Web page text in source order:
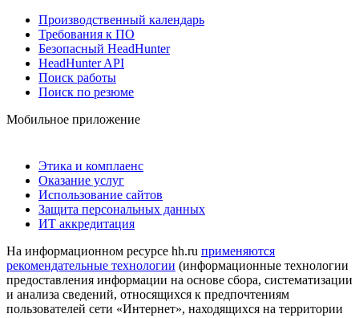
Производственный календарь
Требования к ПО
Безопасный HeadHunter
HeadHunter API
Поиск работы
Поиск по резюме
Мобильное приложение
Этика и комплаенс
Оказание услуг
Использование сайтов
Защита персональных данных
ИТ аккредитация
На информационном ресурсе hh.ru применяются
рекомендательные технологии (информационные технологии
предоставления информации на основе сбора, систематизации
и анализа сведений, относящихся к предпочтениям
пользователей сети «Интернет», находящихся на территории